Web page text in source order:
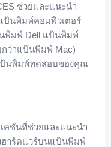
ช่วยและแนะนำ
นพิมพ์คอมพิวเตอร์
มพ์ Dell แป้นพิมพ์
กว่าแป้นพิมพ์ Mac)
ป้นพิมพ์ทดสอบของคุณ
คชันที่ช่วยและแนะนำ
าร์ดแวร์บนแป้นพิมพ์